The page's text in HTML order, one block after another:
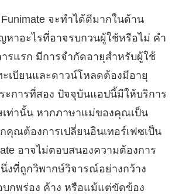
จะทำได้ดีมากในด้าน
าอะไรที่อาจรบกวนผู้ใช้หรือไม่ คำ
รแรก มีการจำกัดอายุสำหรับผู้ใช้
เบียนและดาวน์โหลดต้องมีอายุ
ะการที่สอง ปัจจุบันแอปนี้มีให้บริการ
เท่านั้น หากภาษาแม่ของคุณเป็น
คุณต้องการเปลี่ยนอินเทอร์เฟซเป็น
อาจไม่ตอบสนองความต้องการ
ที่ถูกวิพากษ์วิจารณ์อย่างกว้าง
กพร่อง ค้าง หรือแม้แต่ขัดข้อง